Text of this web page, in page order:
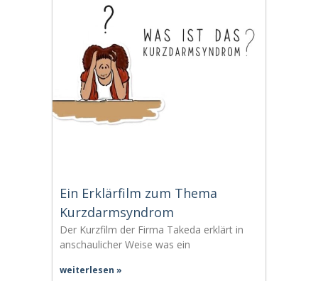
Ein Erklärfilm zum Thema
Kurzdarmsyndrom
Der Kurzfilm der Firma Takeda erklärt in
anschaulicher Weise was ein
weiterlesen »